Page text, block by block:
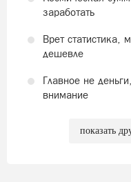
заработать
Врет статистика,
дешевле
Главное не
внимание
показать